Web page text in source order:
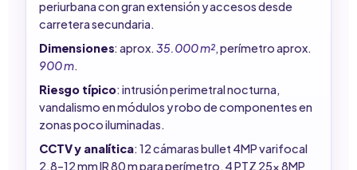
periurbana con gran extensión y accesos desde
carretera secundaria.
Dimensiones: aprox.35.000 m², perímetro aprox.
900 m.
Riesgo típico: intrusión perimetral nocturna,
vandalismo en módulos y robo de componentes en
zonas poco iluminadas.
CCTV y analítica: 12 cámaras bullet 4MP varifocal
2.8–12 mm IR 80 m para perímetro, 4 PTZ 25x 8MP